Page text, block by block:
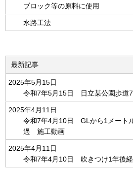
ブロック等の原料に使用
水路工法
最新記事
2025年5月15日
令和7年5月15日 日立某公園歩道
2025年4月11日
令和7年4月10日 GLから1メート
過 施工動画
2025年4月11日
令和7年4月10日 吹きつけ1年後